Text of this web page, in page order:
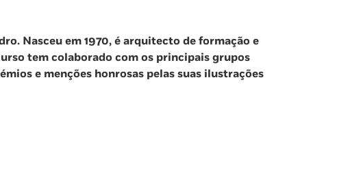
Nasceu em 1970, é arquitecto de formação e
tem colaborado com os principais grupos
e menções honrosas pelas suas ilustrações